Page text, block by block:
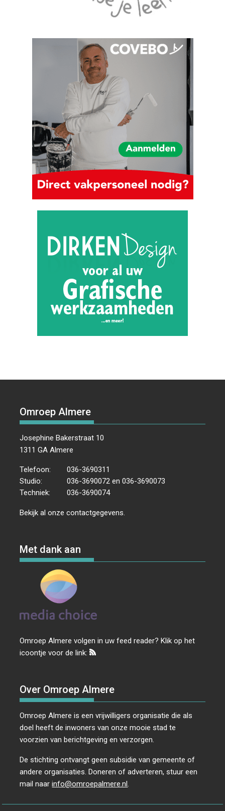
Omroep Almere
Josephine Bakerstraat 10
1311 GA Almere
Telefoon:
036-3690311
Studio:
036-3690072 en 036-3690073
Techniek:
036-3690074
Bekijk al onzecontactgegevens
Met dank aan
Omroep Almere volgen in uw feed reader? Klik op het
icoontje voor de link:
Over Omroep Almere
Omroep Almere is een vrijwilligers organisatie die als
doel heeft de inwoners van onze mooie stad te
voorzien van berichtgeving en verzorgen.
De stichting ontvangt geen subsidie van gemeente of
andere organisaties. Doneren of adverteren, stuur een
mail naarinfo@omroepalmere.nl.